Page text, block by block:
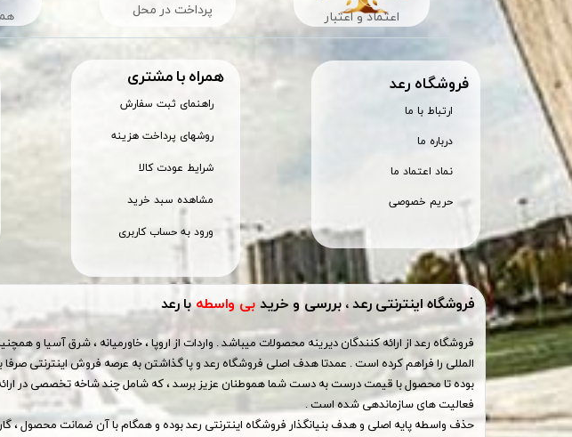
فروشگاه اینترنتی رعد ، بررسی و خرید بی واسطهبا رعد
فروشگاه رعد از ارائه کنندگان دیرینه محصولات میباشد . واردات از اروپا ، خاورمیانه ، شرق آسیا و
المللی را فراهم کرده است . عمدتا هدف اصلی فروشگاه رعد و پا گذاشتن به عرصه فروش اینترنتی صرفا
بوده تا محصول با قیمت درست به دست شما هموطنان عزیز برسد ، که شامل چند شاخه تخصصی در
فعالیت های سازماندهی شده است .
حذف واسطه پایه اصلی و هدف بنیانگذار فروشگاه اینترنتی رعد بوده و همگام با آن ضمانت محصول ،
​فروشگاه رعد
ارتباط با ما
درباره ما
نماد اعتماد ما
حریم خصوصی
همراه با مشتری
راهنمای ثبت سفارش
روشهای پرداخت هزینه
شرایط عودت کالا
مشاهده سبد خرید
ورود به حساب کاربری
اعتماد و اعتبار پرداخت در محل